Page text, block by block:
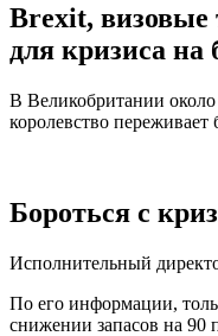
Brexit, визовые
для кризиса на
В Великобритании около
королевство
Бороться с
Исполнительный
По его информации,
снижении запасов на 90